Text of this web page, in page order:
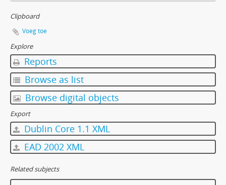
Clipboard
Voeg toe
Explore
Reports
Browse as list
Browse digital objects
Export
Dublin Core 1.1 XML
EAD 2002 XML
Related subjects